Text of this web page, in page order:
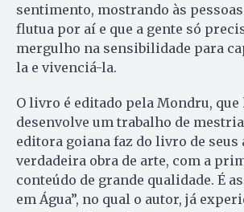
sentimento, mostrando às
flutua por aí e que a gente só
mergulho na sensibilidade para
la e vivenciá-la.
O livro é editado pela Mondru, que
desenvolve um trabalho de
editora goiana faz do livro de seus
verdadeira obra de arte, com a
conteúdo de grande qualidade. É
em Água”, no qual o autor, já